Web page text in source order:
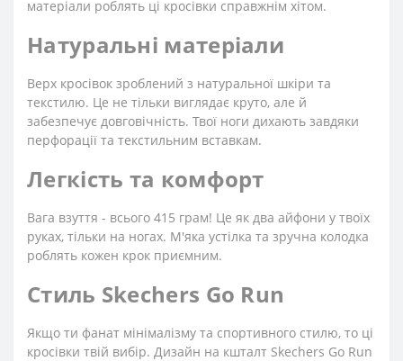
матеріали роблять ці кросівки справжнім хітом.
Натуральні матеріали
Верх кросівок зроблений з натуральної шкіри та
текстилю. Це не тільки виглядає круто, але й
забезпечує довговічність. Твої ноги дихають завдяки
перфорації та текстильним вставкам.
Легкість та комфорт
Вага взуття - всього 415 грам! Це як два айфони у твоїх
руках, тільки на ногах. М'яка устілка та зручна колодка
роблять кожен крок приємним.
Стиль Skechers Go Run
Якщо ти фанат мінімалізму та спортивного стилю, то ці
кросівки твій вибір. Дизайн на кшталт Skechers Go Run